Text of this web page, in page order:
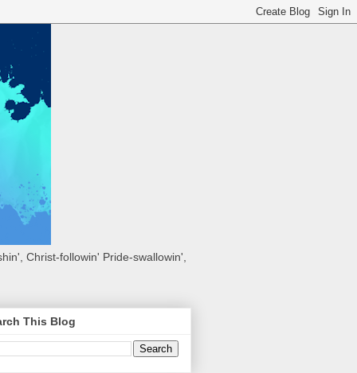
Christ-followin' Pride-swallowin',
This Blog